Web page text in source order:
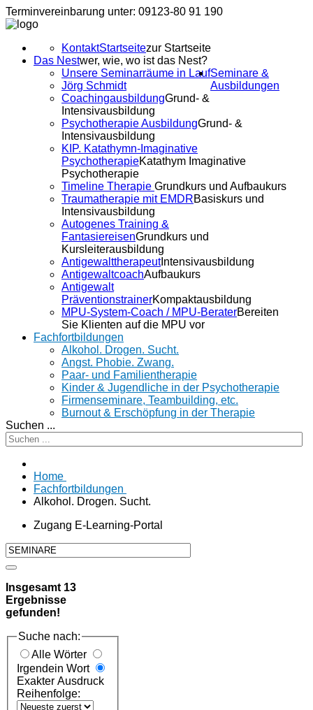
Terminvereinbarung unter: 09123-80 91 190
Startseitezur Startseite
Kontakt
Das Nestwer, wie, wo ist das Nest?
Unsere Seminarräume in Lauf
Jörg Schmidt
Seminare &
Ausbildungen
CoachingausbildungGrund- &
Intensivausbildung
Psychotherapie AusbildungGrund- &
Intensivausbildung
KIP. Katathymn-Imaginative
PsychotherapieKatathym Imaginative
Psychotherapie
Timeline Therapie Grundkurs und Aufbaukurs
Traumatherapie mit EMDRBasiskurs und
Intensivausbildung
Autogenes Training &
FantasiereisenGrundkurs und
Kursleiterausbildung
AntigewalttherapeutIntensivausbildung
AntigewaltcoachAufbaukurs
Antigewalt
PräventionstrainerKompaktausbildung
MPU-System-Coach / MPU-BeraterBereiten
Sie Klienten auf die MPU vor
Fachfortbildungen
Alkohol. Drogen. Sucht.
Angst. Phobie. Zwang.
Paar- und Familientherapie
Kinder & Jugendliche in der Psychotherapie
Firmenseminare, Teambuilding, etc.
Burnout & Erschöpfung in der Therapie
Suchen ...
Home
Fachfortbildungen
Alkohol. Drogen. Sucht.
Zugang E-Learning-Portal
Insgesamt 13
Ergebnisse
gefunden!
Suche nach:
Alle Wörter
Irgendein Wort
Exakter Ausdruck
Reihenfolge: